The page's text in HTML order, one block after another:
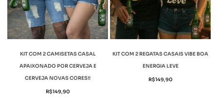
KIT COM 2 CAMISETAS CASAL
APAIXONADO POR CERVEJA E
CERVEJA NOVAS CORES!!
R$149,90
KIT COM 2 REGATAS CASAIS VIBE BOA
ENERGIA LEVE
R$149,90